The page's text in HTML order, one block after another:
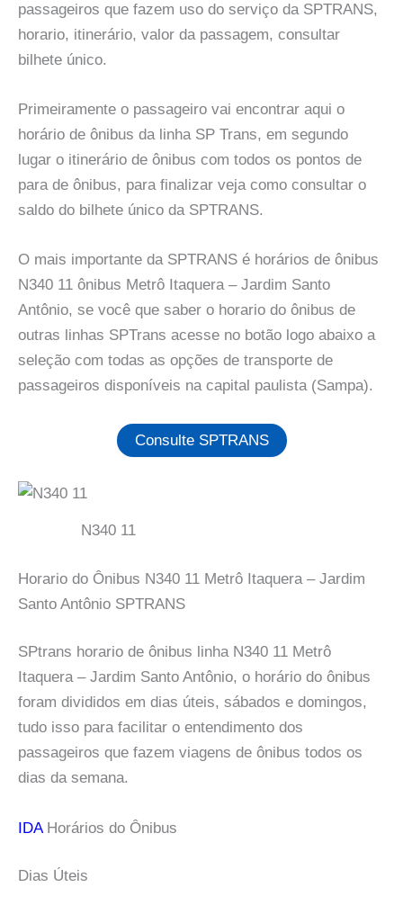
passageiros que fazem uso do serviço da SPTRANS,
horario, itinerário, valor da passagem, consultar
bilhete único.
Primeiramente o passageiro vai encontrar aqui o
horário de ônibus da linha SP Trans, em segundo
lugar o itinerário de ônibus com todos os pontos de
para de ônibus, para finalizar veja como consultar o
saldo do bilhete único da SPTRANS.
O mais importante da SPTRANS é horários de ônibus
N340 11 ônibus Metrô Itaquera – Jardim Santo
Antônio, se você que saber o horario do ônibus de
outras linhas SPTrans acesse no botão logo abaixo a
seleção com todas as opções de transporte de
passageiros disponíveis na capital paulista (Sampa).
Consulte SPTRANS
N340 11
Horario do Ônibus N340 11 Metrô Itaquera – Jardim
Santo Antônio SPTRANS
SPtrans horario de ônibus linha N340 11 Metrô
Itaquera – Jardim Santo Antônio, o horário do ônibus
foram divididos em dias úteis, sábados e domingos,
tudo isso para facilitar o entendimento dos
passageiros que fazem viagens de ônibus todos os
dias da semana.
IDAHorários do Ônibus
Dias Úteis